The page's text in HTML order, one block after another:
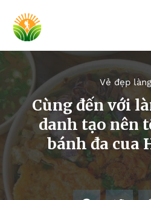
Vẻ đẹp
Cùng đến với
danh tạo nên
bánh đa cua